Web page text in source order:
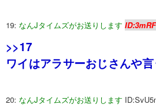
19: なんJタイムズがお送りします
>>17
ワイはアラサーおじさんや
20: なんJタイムズがお送りします